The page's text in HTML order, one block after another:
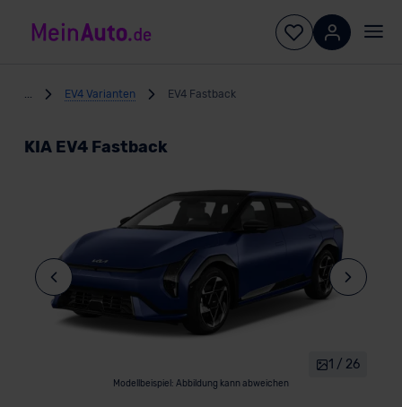
EV4 Varianten EV4 Fastback
KIA EV4 Fastback
Modellbeispiel: Abbildung kann abweichen
1 / 26